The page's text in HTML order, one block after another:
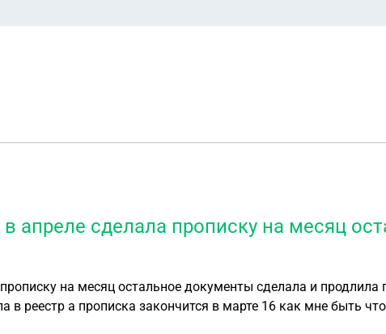
апреле сделала прописку на месяц
на месяц остальное документы сделала и
в реестр а прописка закончится в марте 16 как мне быть